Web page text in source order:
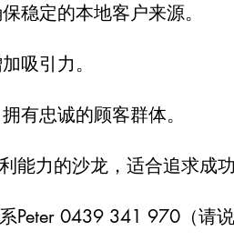
稳定的本地客户来源。
吸引力。
有忠诚的顾客群体。
力的沙龙，适合追求成功
Peter 0439 341 970（请说